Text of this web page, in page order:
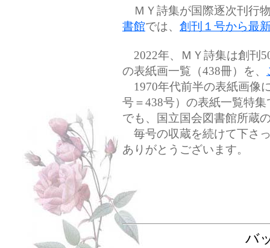
ＭＹ詩集が国際逐次刊行
書館では、 創刊１号から最
2022年、ＭＹ詩集は創刊
の表紙画一覧（438冊）を、
1970年代前半の表紙画像
号＝438号）の表紙一覧特
でも、国立国会図書館所蔵
毎号の収蔵を続けて下さ
ありがとうございます。
バ